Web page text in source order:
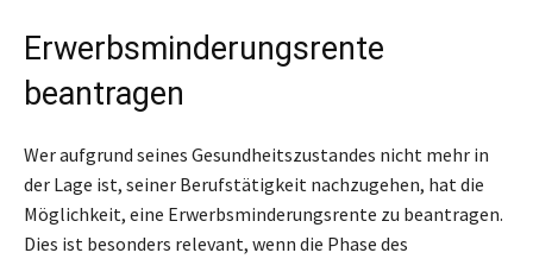
Erwerbsminderungsrente
beantragen
Wer aufgrund seines Gesundheitszustandes nicht mehr in
der Lage ist, seiner Berufstätigkeit nachzugehen, hat die
Möglichkeit, eine Erwerbsminderungsrente zu beantragen.
Dies ist besonders relevant, wenn die Phase des